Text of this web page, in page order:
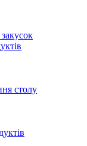
закусок
столу